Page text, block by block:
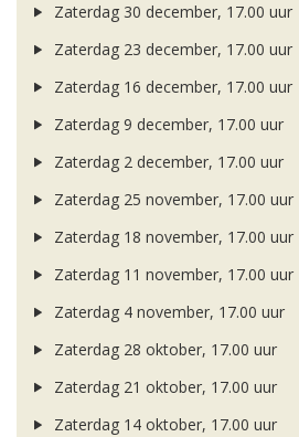
Zaterdag 30 december, 17.00 uur
Zaterdag 23 december, 17.00 uur
Zaterdag 16 december, 17.00 uur
Zaterdag 9 december, 17.00 uur
Zaterdag 2 december, 17.00 uur
Zaterdag 25 november, 17.00 uur
Zaterdag 18 november, 17.00 uur
Zaterdag 11 november, 17.00 uur
Zaterdag 4 november, 17.00 uur
Zaterdag 28 oktober, 17.00 uur
Zaterdag 21 oktober, 17.00 uur
Zaterdag 14 oktober, 17.00 uur